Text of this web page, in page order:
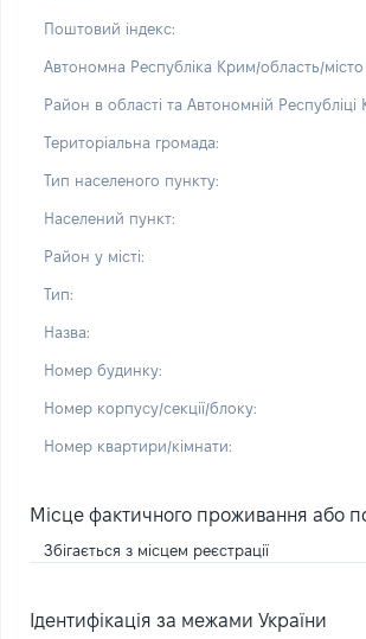
Поштовий індекс:
Автономна Республіка Крим/область/місто
Район в області та Автономній Республіці
Територіальна громада:
Тип населеного пункту:
Населений пункт:
Район у місті:
Тип:
Назва:
Номер будинку:
Номер корпусу/секції/блоку:
Номер квартири/кімнати:
Місце фактичного проживання або
Збігається з місцем реєстрації
Ідентифікація за межами України